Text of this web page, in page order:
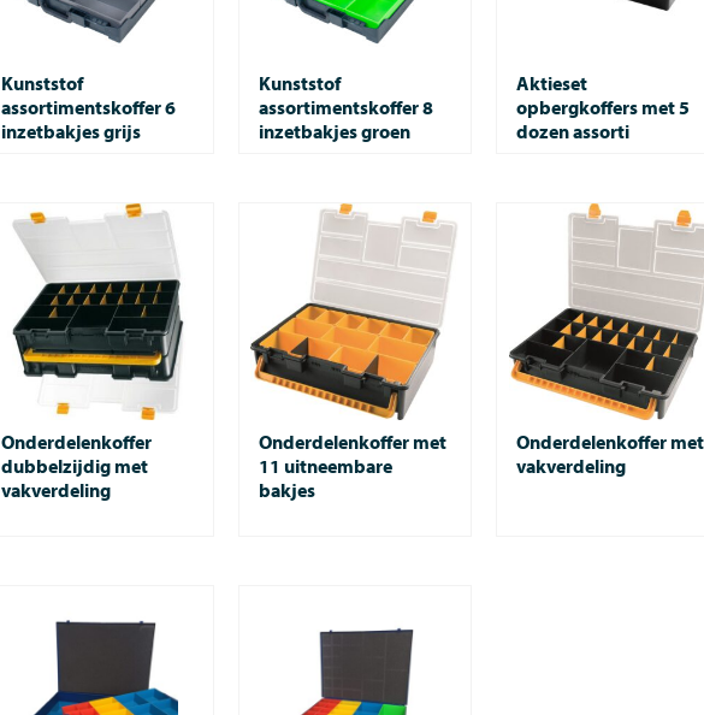
Kunststof
assortimentskoffer 6
inzetbakjes grijs
Kunststof
assortimentskoffer 8
inzetbakjes groen
Aktieset
opbergkoffers met 5
dozen assorti
Onderdelenkoffer
dubbelzijdig met
vakverdeling
Onderdelenkoffer met
11 uitneembare
bakjes
Onderdelenkoffer met
vakverdeling